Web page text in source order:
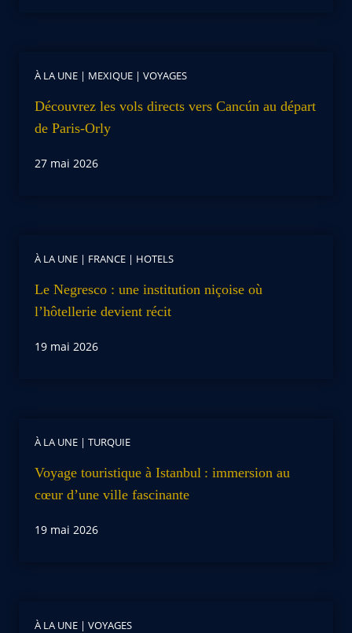
À LA UNE | MEXIQUE | VOYAGES
Découvrez les vols directs vers Cancún au départ
de Paris-Orly
27 mai 2026
À LA UNE | FRANCE | HOTELS
Le Negresco : une institution niçoise où
l’hôtellerie devient récit
19 mai 2026
À LA UNE | TURQUIE
Voyage touristique à Istanbul : immersion au
cœur d’une ville fascinante
19 mai 2026
À LA UNE | VOYAGES